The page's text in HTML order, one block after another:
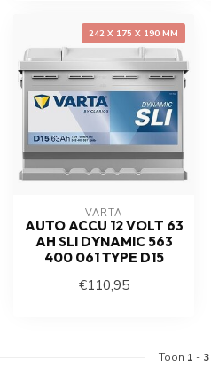
242 X 175 X 190 MM
VARTA
AUTO ACCU 12 VOLT 63
AH SLI DYNAMIC 563
400 061 TYPE D15
€110,95
Toon 1 - 3